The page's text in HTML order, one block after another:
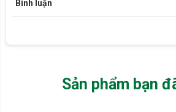
Bình luận
Sản phẩm bạn